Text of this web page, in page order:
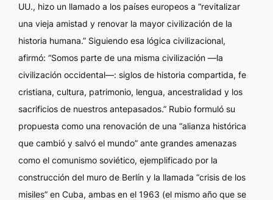
UU., hizo un llamado a los países europeos a “revitalizar
una vieja amistad y renovar la mayor civilización de la
historia humana.” Siguiendo esa lógica civilizacional,
afirmó: “Somos parte de una misma civilización —la
civilización occidental—: siglos de historia compartida, fe
cristiana, cultura, patrimonio, lengua, ancestralidad y los
sacrificios de nuestros antepasados.” Rubio formuló su
propuesta como una renovación de una “alianza histórica
que cambió y salvó el mundo” ante grandes amenazas
como el comunismo soviético, ejemplificado por la
construcción del muro de Berlín y la llamada “crisis de los
misiles” en Cuba, ambas en el 1963 (el mismo año que se